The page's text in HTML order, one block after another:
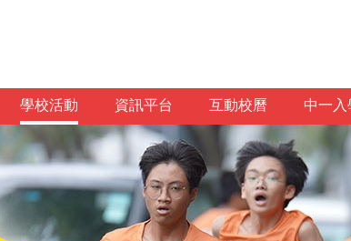
學校活動 資訊平台 互動校曆 中一